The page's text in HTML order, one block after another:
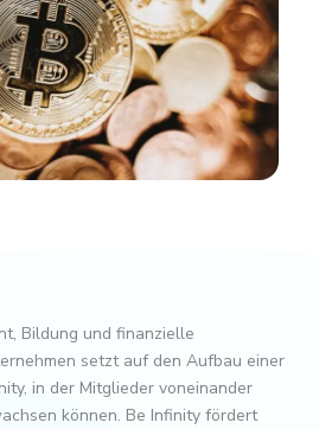
Bildung und finanzielle
setzt auf den Aufbau einer
in der Mitglieder voneinander
können. Be Infinity fördert